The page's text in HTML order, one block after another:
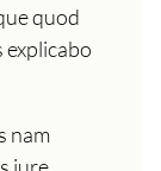
quod
nam